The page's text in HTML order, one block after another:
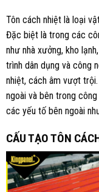
Tôn cách nhiệt là loại
Đặc biệt là trong các
như nhà xưởng, kho
trình dân dụng và công
nhiệt, cách âm vượt
ngoài và bên trong
các yếu tố bên ngoài
CẤU TẠO TÔN